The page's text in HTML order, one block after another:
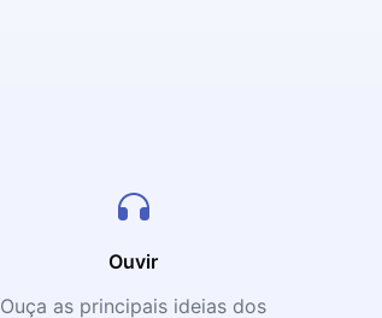
Ouvir
Ouça as principais ideias dos